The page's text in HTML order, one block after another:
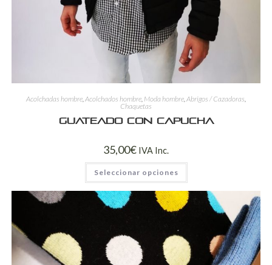
Acolchadas hombre,Acolchados hombre, Moda hombre,Abrigos / Cazadoras,
Chaquetas
Guateado con capucha
35,00€ IVA Inc.
Seleccionar opciones